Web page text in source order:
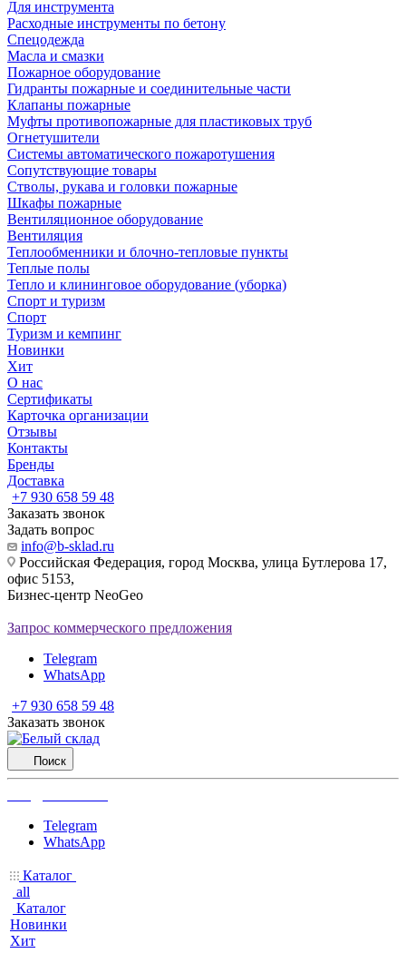
Для инструмента
Расходные инструменты по бетону
Спецодежда
Масла и смазки
Пожарное оборудование
Гидранты пожарные и соединительные части
Клапаны пожарные
Муфты противопожарные для пластиковых труб
Огнетушители
Системы автоматического пожаротушения
Сопутствующие товары
Стволы, рукава и головки пожарные
Шкафы пожарные
Вентиляционное оборудование
Вентиляция
Теплообменники и блочно-тепловые пункты
Теплые полы
Тепло и клининговое оборудование (уборка)
Спорт и туризм
Спорт
Туризм и кемпинг
Новинки
Хит
О нас
Сертификаты
Карточка организации
Отзывы
Контакты
Бренды
Доставка
‪+7 930 658 59 48
Заказать звонок
Задать вопрос
info@b-sklad.ru
Российская Федерация, город Москва, улица Бутлерова 17,
офис 5153,
Бизнес-центр NeoGeo
Запрос коммерческого предложения
Telegram
WhatsApp
‪+7 930 658 59 48
Заказать звонок
Поиск
Telegram
WhatsApp
Каталог
all
Каталог
Новинки
Хит